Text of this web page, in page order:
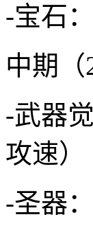
-宝石
中期（
-武器
攻速）
-圣器